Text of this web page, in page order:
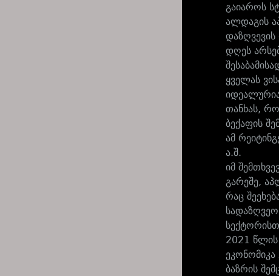
გაიაროს
ალდაგის
დღეს
ყველას
თანხას,
ბექაფის
ამ
ა.შ.
იმ
გარეშე,
რაც
2021 წლის
ბაზრის